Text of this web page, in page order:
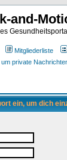
and-
Mitgliederliste
um private
ein, um dich